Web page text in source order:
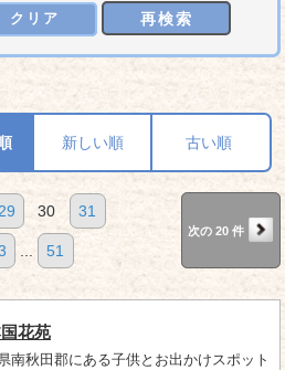
クリア 再検索
新しい順 古い順
29 30 31
51
次の 20 件
国花苑
南秋田郡にある子供とお出かけスポット